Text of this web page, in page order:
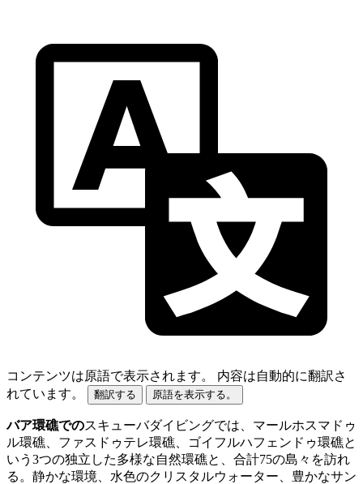
コンテンツは原語で表示されます。
内容は自動的に翻訳さ
れています。
翻訳する 原語を表示する。
バア環礁でのスキューバダイビングでは、マールホスマドゥ
ル環礁、ファスドゥテレ環礁、ゴイフルハフェンドゥ環礁と
いう3つの独立した多様な自然環礁と、合計75の島々を訪れ
る。静かな環境、水色のクリスタルウォーター、豊かなサン